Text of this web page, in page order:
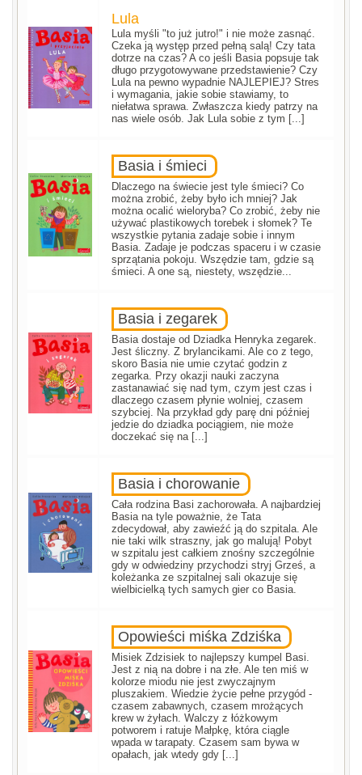
Lula
Lula myśli "to już jutro!" i nie może zasnąć.
Czeka ją występ przed pełną salą! Czy tata
dotrze na czas? A co jeśli Basia popsuje tak
długo przygotowywane przedstawienie? Czy
Lula na pewno wypadnie NAJLEPIEJ? Stres
i wymagania, jakie sobie stawiamy, to
niełatwa sprawa. Zwłaszcza kiedy patrzy na
nas wiele osób. Jak Lula sobie z tym [...]
Basia i śmieci
Dlaczego na świecie jest tyle śmieci? Co
można zrobić, żeby było ich mniej? Jak
można ocalić wieloryba? Co zrobić, żeby nie
używać plastikowych torebek i słomek? Te
wszystkie pytania zadaje sobie i innym
Basia. Zadaje je podczas spaceru i w czasie
sprzątania pokoju. Wszędzie tam, gdzie są
śmieci. A one są, niestety, wszędzie...
Basia i zegarek
Basia dostaje od Dziadka Henryka zegarek.
Jest śliczny. Z brylancikami. Ale co z tego,
skoro Basia nie umie czytać godzin z
zegarka. Przy okazji nauki zaczyna
zastanawiać się nad tym, czym jest czas i
dlaczego czasem płynie wolniej, czasem
szybciej. Na przykład gdy parę dni później
jedzie do dziadka pociągiem, nie może
doczekać się na [...]
Basia i chorowanie
Cała rodzina Basi zachorowała. A najbardziej
Basia na tyle poważnie, że Tata
zdecydował, aby zawieźć ją do szpitala. Ale
nie taki wilk straszny, jak go malują! Pobyt
w szpitalu jest całkiem znośny szczególnie
gdy w odwiedziny przychodzi stryj Grześ, a
koleżanka ze szpitalnej sali okazuje się
wielbicielką tych samych gier co Basia.
Opowieści miśka Zdziśka
Misiek Zdzisiek to najlepszy kumpel Basi.
Jest z nią na dobre i na złe. Ale ten miś w
kolorze miodu nie jest zwyczajnym
pluszakiem. Wiedzie życie pełne przygód -
czasem zabawnych, czasem mrożących
krew w żyłach. Walczy z łóżkowym
potworem i ratuje Małpkę, która ciągle
wpada w tarapaty. Czasem sam bywa w
opałach, jak wtedy gdy [...]